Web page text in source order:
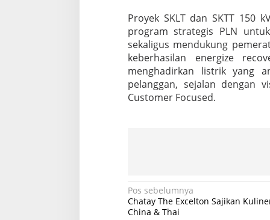
Proyek SKLT dan SKTT 150
program strategis PLN
sekaligus mendukung
keberhasilan energize
menghadirkan listrik yang
pelanggan, sejalan dengan
Customer Focused.
N
a
Pos sebelumnya
Chatay The Excelton Sajikan
China & Thai